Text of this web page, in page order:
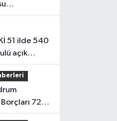
Sürpriz
açık
bin liradan
72